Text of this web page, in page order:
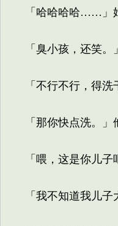
「哈哈哈哈……」始
「臭小孩，还笑。
「不行不行，得洗
「那你快点洗。」
「喂，这是你儿子
「我不知道我儿子